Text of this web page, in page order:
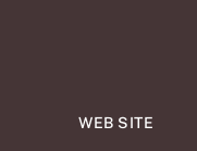
WEB SITE